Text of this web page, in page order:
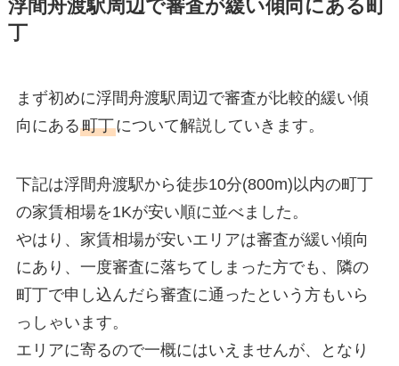
浮間舟渡駅周辺で審査が緩い傾向にある町
丁
まず初めに浮間舟渡駅周辺で審査が比較的緩い傾
向にある町丁について解説していきます。
下記は浮間舟渡駅から徒歩10分(800m)以内の町丁
の家賃相場を1Kが安い順に並べました。
やはり、家賃相場が安いエリアは審査が緩い傾向
にあり、一度審査に落ちてしまった方でも、隣の
町丁で申し込んだら審査に通ったという方もいら
っしゃいます。
エリアに寄るので一概にはいえませんが、となり